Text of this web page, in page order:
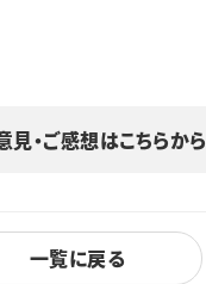
見・ご感想はこちらから
一覧に戻る